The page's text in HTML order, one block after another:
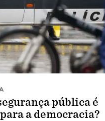
pública é
a democracia?